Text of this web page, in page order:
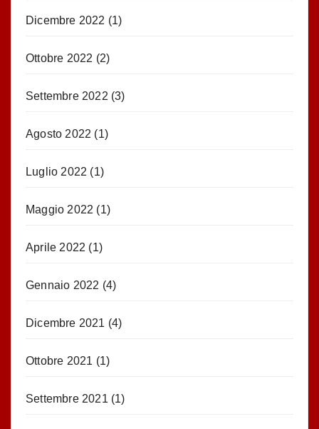
Dicembre 2022 (1)
Ottobre 2022 (2)
Settembre 2022 (3)
Agosto 2022 (1)
Luglio 2022 (1)
Maggio 2022 (1)
Aprile 2022 (1)
Gennaio 2022 (4)
Dicembre 2021 (4)
Ottobre 2021 (1)
Settembre 2021 (1)